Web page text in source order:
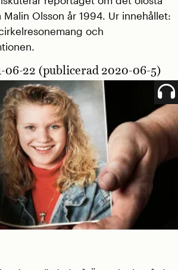
Olsson år 1994. Ur innehållet:
och
06-22 (publicerad 2020-06-5)